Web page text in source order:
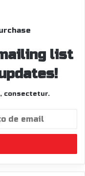
list
consectetur.